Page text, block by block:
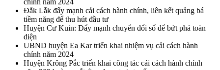
chính năm 2024
Đắk Lắk đẩy mạnh cải cách hành chính, liên kết quảng bá
tiềm năng để thu hút đầu tư
Huyện Cư Kuin: Đẩy mạnh chuyển đổi số để bứt phá toàn
diện
UBND huyện Ea Kar triển khai nhiệm vụ cải cách hành
chính năm 2024
Huyện Krông Pắc triển khai công tác cải cách hành chính